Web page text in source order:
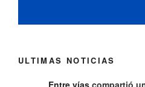
ULTIMAS NOTICIAS
Entre vías compartió